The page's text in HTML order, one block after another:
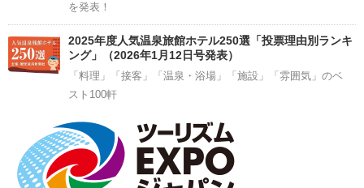
を発表！
2025年度人気温泉旅館ホテル250選「投票理由別ランキ
ング」（2026年1月12日号発表）
「料理」「接客」「温泉・浴場」「施設」「雰囲気」のベ
スト100軒